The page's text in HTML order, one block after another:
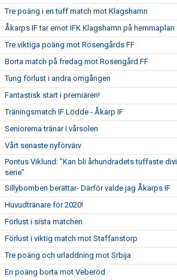
Tre poäng i en tuff match mot Klagshamn
Åkarps IF tar emot IFK Klagshamn på hemmaplan
Tre viktiga poäng mot Rosengårds FF
Borta match på fredag mot Rosengård FF
Tung förlust i andra omgången
Fantastisk start i premiären!
Träningsmatch IF Lödde - Åkarp IF
Seniorerna tränar i vårsolen
Vårt senaste nyförvärv
Pontus Viklund: ”Kan bli århundradets tuffaste
serie”
Sillybomben berättar- Därför valde jag Åkarps IF
Huvudtränare för 2020!
Förlust i sista matchen
Förlust i viktig match mot Staffanstorp
Tre poäng och urladdning mot Srbija
En poäng borta mot Veberöd